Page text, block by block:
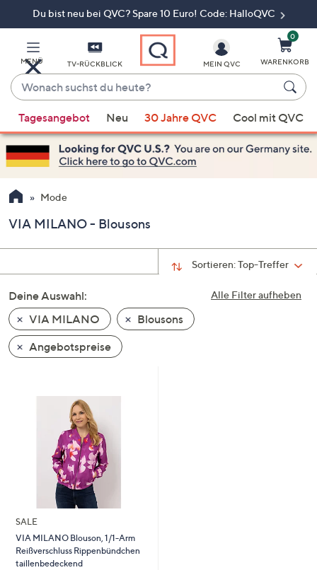
Du bist neu bei QVC? Spare 10 Euro! Code: HalloQVC
MENÜ TV-RÜCKBLICK
Wonach
suchst
du
heute?
Vorschläge
verfügbar
sind,
verwenden
Sie
Pfeiltasten
nach
und
nach
unten
oder
wischen
diese
anzuzeigen.
MEIN QVC
0
WARENKORB
Tagesangebot Neu 30 Jahre QVC Cool mit QVC
Mode
VIA MILANO - Blousons
Sortieren:Top-Treffer
Alle Filter aufheben
Deine Auswahl:
VIA MILANO
Blousons
Angebotspreise
SALE
VIA MILANO Blouson, 1/1-Arm
Reißverschluss Rippenbündchen
taillenbedeckend